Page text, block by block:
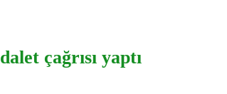
çağrısı yaptı